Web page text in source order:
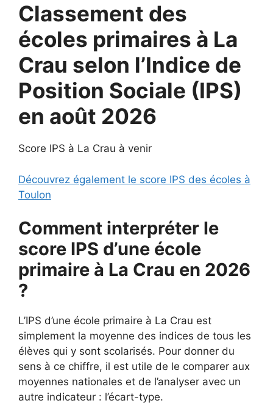
Classement des
écoles primaires à La
Crau selon l’Indice de
Position Sociale (IPS)
en août 2026
Score IPS à La Crau à venir
Découvrez également le score IPS des écoles à
Toulon
Comment interpréter le
score IPS d’une école
primaire à La Crau en 2026
?
L’IPS d’une école primaire à La Crau est
simplement la moyenne des indices de tous les
élèves qui y sont scolarisés. Pour donner du
sens à ce chiffre, il est utile de le comparer aux
moyennes nationales et de l’analyser avec un
autre indicateur : l’écart-type.